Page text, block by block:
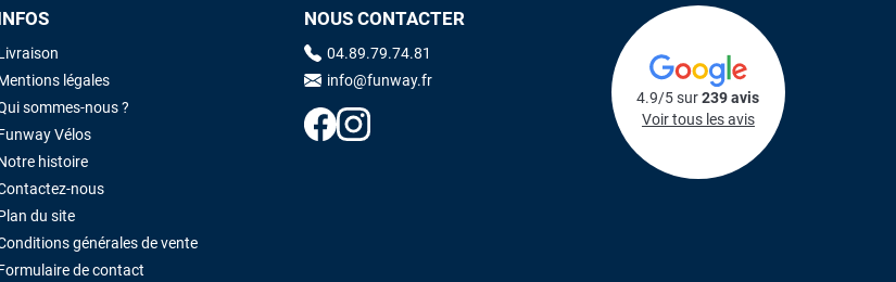
légales
sommes-nous ?
Vélos
histoire
nous
du site
générales de vente
de contact
NOUS CONTACTER
04.89.79.74.81
info@funway.fr
4.9/5 sur239 avis
Voir tous les avis
La voile est arrivée en super état. Mauruuru roa.
TOUS LES AVIS LAISSER UN AVIS